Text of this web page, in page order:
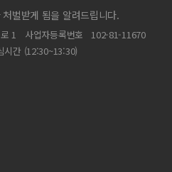
벌받게 됨을 알려드립니다.
1 사업자등록번호
102-81-11670
시간 (12:30~13:30)